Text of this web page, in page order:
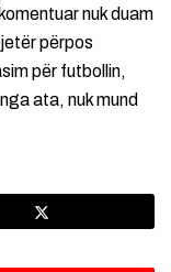
nuk duam
përpos
për futbollin,
ata, nuk mund